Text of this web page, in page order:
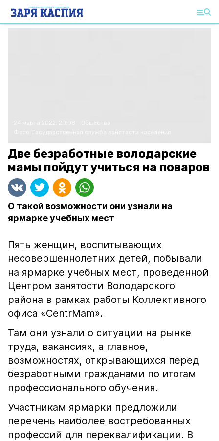
Две безработные володарские
мамы пойдут учиться на поваров
О такой возможности они узнали на
ярмарке учебных мест
Пять женщин, воспитывающих
несовершеннолетних детей, побывали
на ярмарке учебных мест, проведенной
Центром занятости Володарского
района в рамках работы Коллективного
офиса «CentrMam».
Там они узнали о ситуации на рынке
труда, вакансиях, а главное,
возможностях, открывающихся перед
безработными гражданами по итогам
профессионального обучения.
Участникам ярмарки предложили
перечень наиболее востребованных
профессий для переквалификации. В